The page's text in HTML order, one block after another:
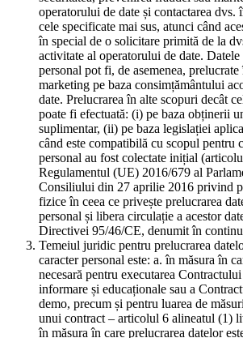
operatorului de date și contactarea dvs.
cele specificate mai sus, atunci când
în special de o solicitare primită de la
activitate al operatorului de date. Datele
personal pot fi, de asemenea,
marketing pe baza consimțământului
date. Prelucrarea în alte scopuri decât
poate fi efectuată: (i) pe baza obținerii
suplimentar, (ii) pe baza legislației
când este compatibilă cu scopul pentru
personal au fost colectate inițial
Regulamentul (UE) 2016/679 al
Consiliului din 27 aprilie 2016 privind
fizice în ceea ce privește prelucrarea
personal și libera circulație a acestor
Directivei 95/46/CE, denumit în
Temeiul juridic pentru prelucrarea
caracter personal este: a. în măsura în
necesară pentru executarea
informare și educaționale sau a
demo, precum și pentru luarea de
unui contract – articolul 6 alineatul (1)
în măsura în care prelucrarea datelor